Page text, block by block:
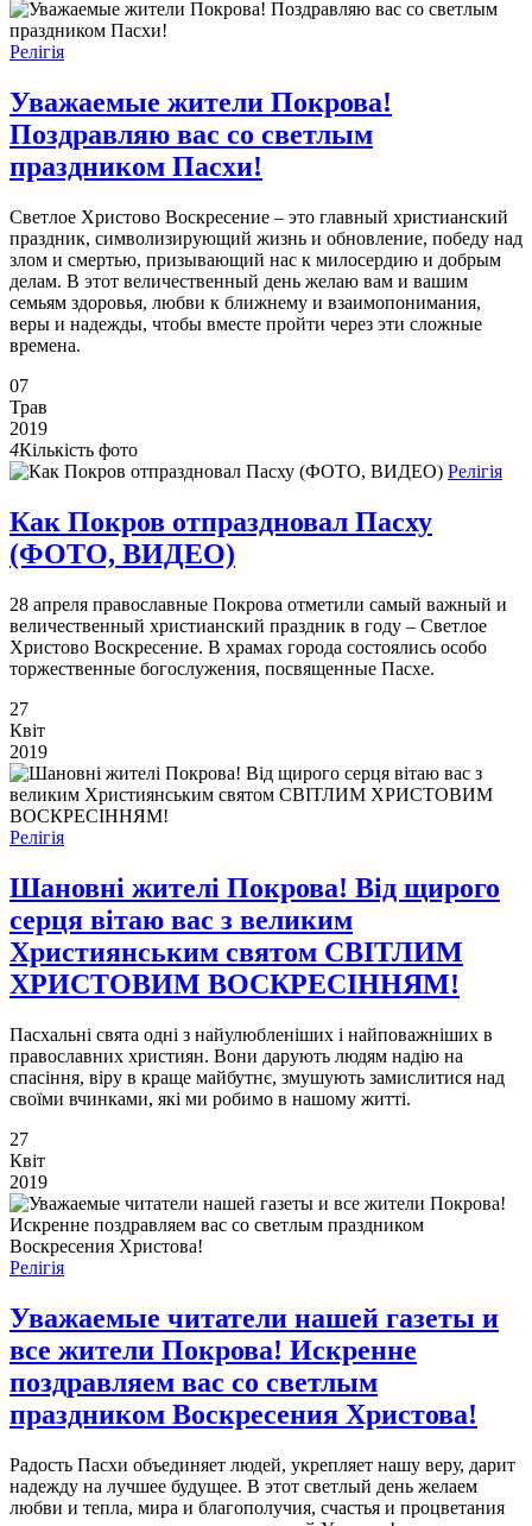
Релігія
Уважаемые жители Покрова!
Поздравляю вас со светлым
праздником Пасхи!
Светлое Христово Воскресение – это главный христианский
праздник, символизирующий жизнь и обновление, победу над
злом и смертью, призывающий нас к милосердию и добрым
делам. В этот величественный день желаю вам и вашим
семьям здоровья, любви к ближнему и взаимопонимания,
веры и надежды, чтобы вместе пройти через эти сложные
времена.
07
Трав
2019
4Кількість фото
Релігія
Как Покров отпраздновал Пасху
(ФОТО, ВИДЕО)
28 апреля православные Покрова отметили самый важный и
величественный христианский праздник в году – Светлое
Христово Воскресение. В храмах города состоялись особо
торжественные богослужения, посвященные Пасхе.
27
Квіт
2019
Релігія
Шановні жителі Покрова! Від щирого
серця вітаю вас з великим
Християнським святом СВІТЛИМ
ХРИСТОВИМ ВОСКРЕСІННЯМ!
Пасхальні свята одні з найулюбленіших і найповажніших в
православних християн. Вони дарують людям надію на
спасіння, віру в краще майбутнє, змушують замислитися над
своїми вчинками, які ми робимо в нашому житті.
27
Квіт
2019
Релігія
Уважаемые читатели нашей газеты и
все жители Покрова! Искренне
поздравляем вас со светлым
праздником Воскресения Христова!
Радость Пасхи объединяет людей, укрепляет нашу веру, дарит
надежду на лучшее будущее. В этот светлый день желаем
любви и тепла, мира и благополучия, счастья и процветания